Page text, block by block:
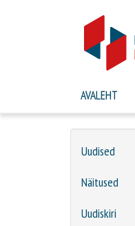
AVALEHT
Uudised
Näitused
Uudiskiri